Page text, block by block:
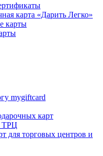
карта «Дарить Легко»
карты
mygiftcard
карт
ТРЦ
для торговых центров и